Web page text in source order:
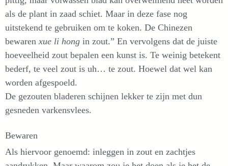
als de plant in zaad schiet. Maar in deze fase nog
uitstekend te gebruiken om te koken. De Chinezen
bewaren xue li hong in zout.” En vervolgens dat de juiste
hoeveelheid zout bepalen een kunst is. Te weinig betekent
bederf, te veel zout is uh… te zout. Hoewel dat wel kan
worden afgespoeld.
De gezouten bladeren schijnen lekker te zijn met dun
gesneden varkensvlees.
Bewaren
Als hiervoor genoemd: inleggen in zout en zachtjes